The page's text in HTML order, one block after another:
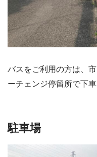
バスをご利用の方は、
ーチェンジ停留所で下
駐車場